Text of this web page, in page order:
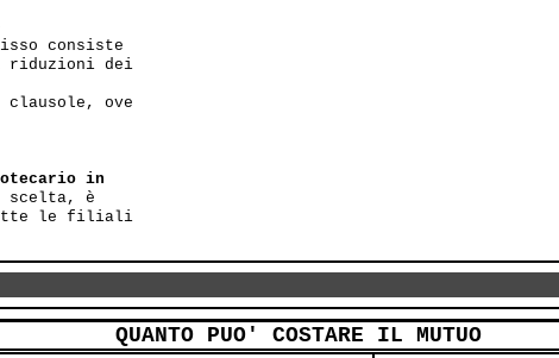
consiste
riduzioni dei
ove
in
scelta, è
tutte le filiali
QUANTO PUO' COSTARE IL MUTUO